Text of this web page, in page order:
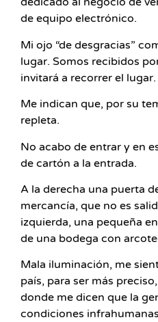
de equipo electrónico.
Mi ojo “de desgracias”
lugar. Somos recibidos
invitará a recorrer el lugar.
Me indican que, por su
repleta.
No acabo de entrar y en
de cartón a la entrada.
A la derecha una puerta
mercancía, que no es
izquierda, una pequeña
de una bodega con
Mala iluminación, me
país, para ser más
donde me dicen que la
condiciones